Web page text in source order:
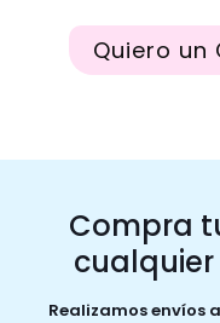
Quiero un
Compra
Realizamos envíos